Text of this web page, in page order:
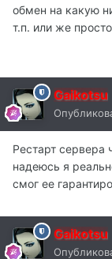
обмен на какую
т.п. или же
Gaikotsu
Рестарт сервера
надеюсь я
смог ее
Gaikotsu